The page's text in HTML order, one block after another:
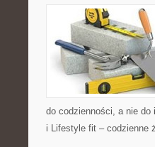
do codzienności, a nie do
i Lifestyle fit – codzienne